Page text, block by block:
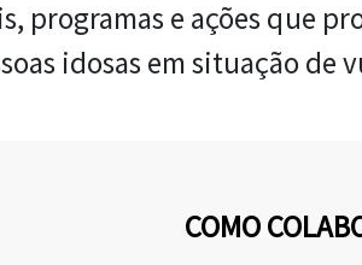
programas e ações que
idosas em situação de
COMO